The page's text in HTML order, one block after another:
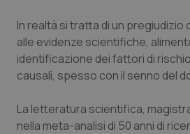
Abruzzo
Basilicata
Calabria
QS Pro Gold
Artrite & artrosi
Asma & BPCO
QS Club Newsletter
In realtà si tratta di un
alle evidenze scientifiche,
identificazione dei fattori di
causali, spesso con il senno del
La letteratura scientifica,
nella meta-analisi di 50 anni di